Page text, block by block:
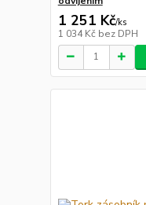
1 251 Kč/ks
1 034 Kč bez DPH